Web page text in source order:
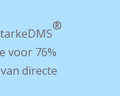
®
voor 76%
directe